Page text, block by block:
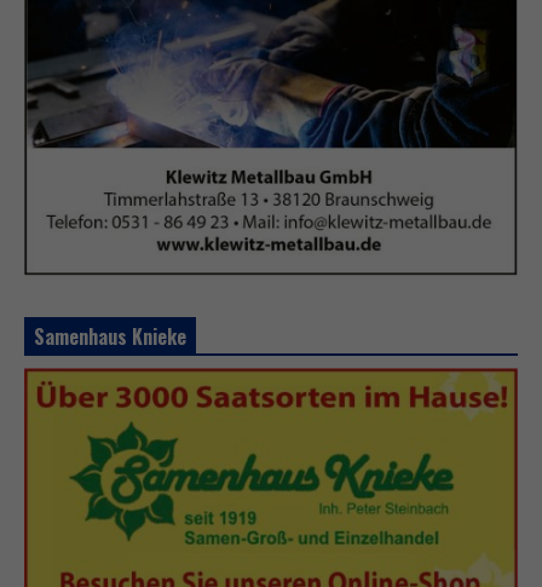
Samenhaus Knieke